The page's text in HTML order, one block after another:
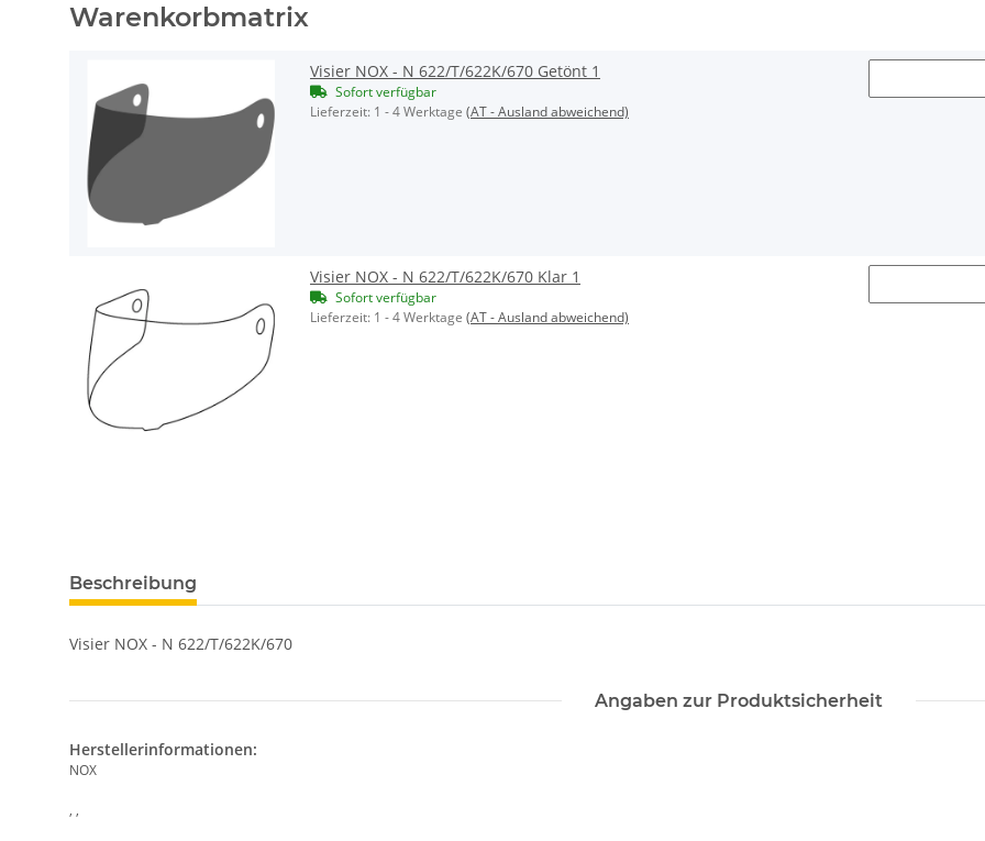
Warenkorbmatrix
Visier NOX - N 622/T/622K/670 Getönt 1
Sofort verfügbar
Lieferzeit: 1 - 4 Werktage (AT - Ausland abweichend)
Visier NOX - N 622/T/622K/670 Klar 1
Sofort verfügbar
Lieferzeit: 1 - 4 Werktage (AT - Ausland abweichend)
Beschreibung
Visier NOX - N 622/T/622K/670
Angaben zur Produktsicherheit
Herstellerinformationen:
NOX
, ,